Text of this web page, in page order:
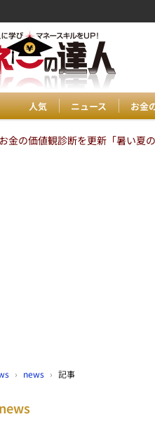
人気 ニュース お金
お金の価値観診断を更新「暑い夏
› news › 記事
news